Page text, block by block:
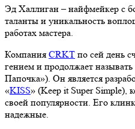
Эд Халлиган – найфмейкер с
таланты и уникальность
работах мастера.
Компания CRKT по сей день
гением и продолжает
Папочка»). Он является
«KISS» (Keep it Super Simple),
своей популярности. Его
надежные.